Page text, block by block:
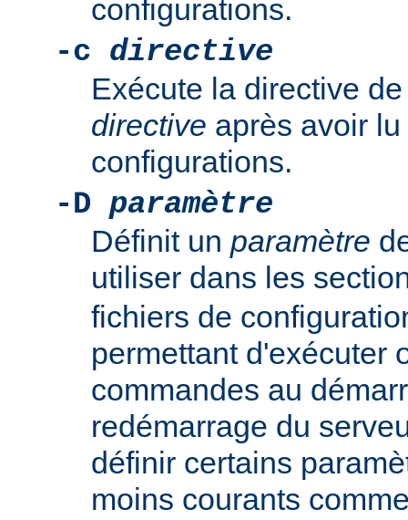
configurations.
-c directive
Exécute la directive
directive après avoir
configurations.
-D paramètre
Définit un paramètre
utiliser dans les
fichiers de
permettant d'exécuter
commandes au
redémarrage du
définir certains
moins courants